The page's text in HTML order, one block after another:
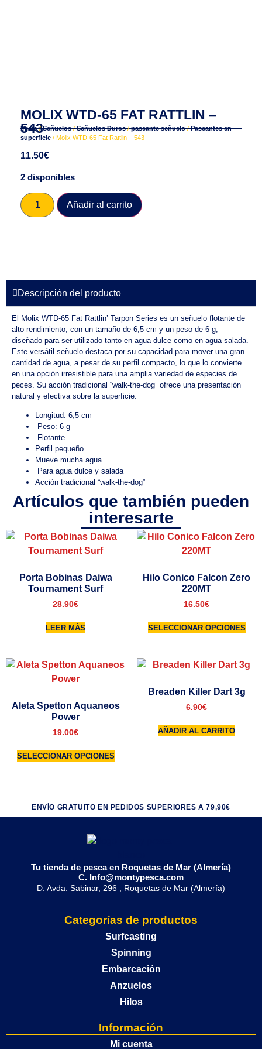
MOLIX WTD-65 FAT RATTLIN –
543
Inicio/Señuelos/Señuelos Duros/paseante señuelo/Paseantes en
superficie / Molix WTD-65 Fat Rattlin – 543
11.50€
2 disponibles
Añadir al carrito
Descripción del producto
El Molix WTD-65 Fat Rattlin’ Tarpon Series es un señuelo flotante de
alto rendimiento, con un tamaño de 6,5 cm y un peso de 6 g,
diseñado para ser utilizado tanto en agua dulce como en agua salada.
Este versátil señuelo destaca por su capacidad para mover una gran
cantidad de agua, a pesar de su perfil compacto, lo que lo convierte
en una opción irresistible para una amplia variedad de especies de
peces. Su acción tradicional “walk-the-dog” ofrece una presentación
natural y efectiva sobre la superficie.
Longitud: 6,5 cm
Peso: 6 g
Flotante
Perfil pequeño
Mueve mucha agua
Para agua dulce y salada
Acción tradicional “walk-the-dog”
Artículos que también pueden
interesarte
Porta Bobinas Daiwa
Tournament Surf
28.90€
LEER MÁS
Hilo Conico Falcon Zero
220MT
16.50€
SELECCIONAR OPCIONES
Aleta Spetton Aquaneos
Power
19.00€
SELECCIONAR OPCIONES
Breaden Killer Dart 3g
6.90€
AÑADIR AL CARRITO
ENVÍO GRATUITO EN PEDIDOS SUPERIORES A 79,90€
Tu tienda de pesca en Roquetas de Mar (Almería)
C. Info@montypesca.com
D. Avda. Sabinar, 296 , Roquetas de Mar (Almería)
Categorías de productos
Surfcasting
Spinning
Embarcación
Anzuelos
Hilos
Información
Mi cuenta